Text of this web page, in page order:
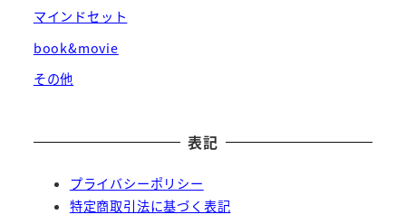
マインドセット
book&movie
その他
表記
プライバシーポリシー
特定商取引法に基づく表記